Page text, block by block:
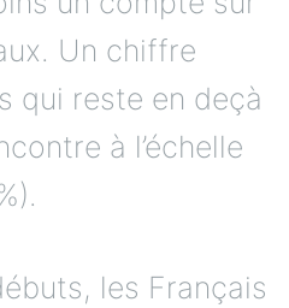
Un chiffre
qui reste en deçà
à l’échelle
les Français